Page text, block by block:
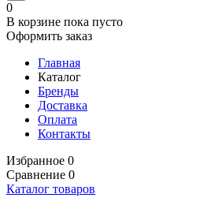
0
В корзине пока пусто
Оформить заказ
Главная
Каталог
Бренды
Доставка
Оплата
Контакты
Избранное 0
Сравнение 0
Каталог товаров